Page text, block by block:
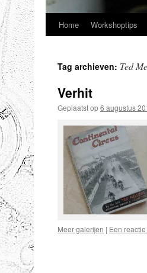
Home Workshoptips
Tag archieven: Ted
Verhit
Geplaatst op6 augustus
Meer galerijen | Een